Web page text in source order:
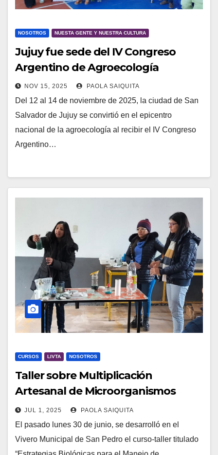
NOSOTROS NUESTA GENTE Y NUESTRA CULTURA
Jujuy fue sede del IV Congreso
Argentino de Agroecología
NOV 15, 2025 PAOLA SAIQUITA
Del 12 al 14 de noviembre de 2025, la ciudad de San
Salvador de Jujuy se convirtió en el epicentro
nacional de la agroecología al recibir el IV Congreso
Argentino…
CURSOS LIVTA NOSOTROS
Taller sobre Multiplicación
Artesanal de Microorganismos
Benéficos en Vivero
JUL 1, 2025 PAOLA SAIQUITA
El pasado lunes 30 de junio, se desarrolló en el
Vivero Municipal de San Pedro el curso-taller titulado